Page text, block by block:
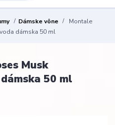
Dámske vône
Montale
dámska 50 ml
Musk
50 ml